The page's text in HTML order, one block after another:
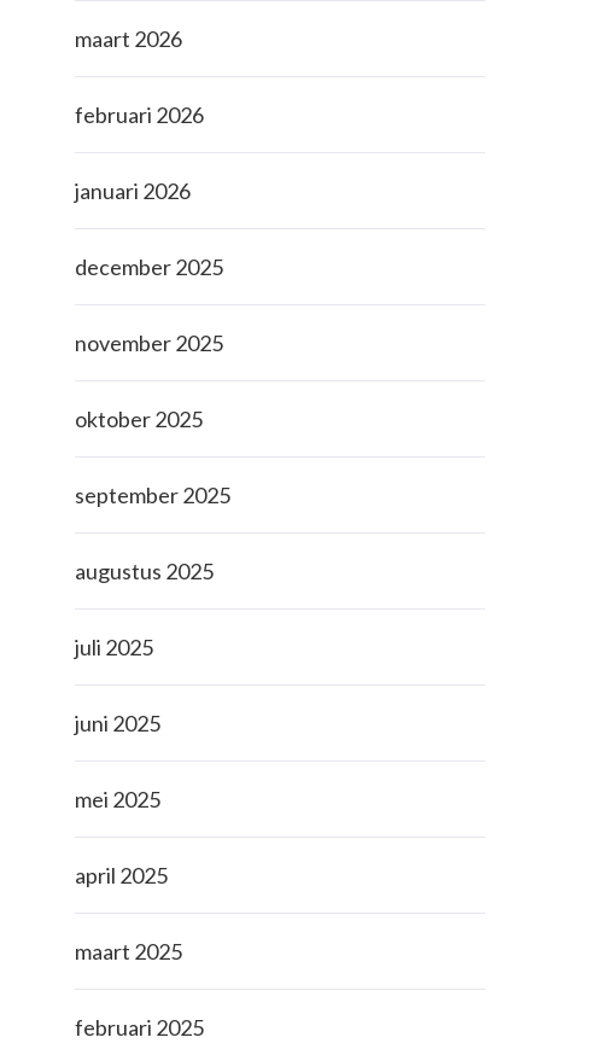
maart 2026
februari 2026
januari 2026
december 2025
november 2025
oktober 2025
september 2025
augustus 2025
juli 2025
juni 2025
mei 2025
april 2025
maart 2025
februari 2025